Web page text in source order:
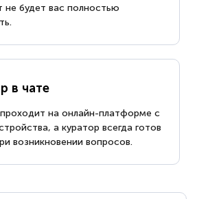
не будет вас полностью
в чате
на онлайн-платформе с
а куратор всегда готов
возникновении вопросов.